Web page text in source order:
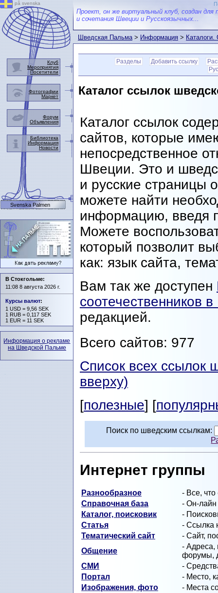
Проект, он же виртуальный клуб, создан для
и сочетания Швеции и Русскоязычных...
Шведская Пальма>Информация>Каталоги.
шведскую тематику
Разделы Добавить ссылку
Каталог ссылок
Каталог ссылок
сайтов, которые
непосредственное
Швеции. Это и
и русские
можете найти
информацию, введя
Можете
который позволит
как: язык сайта,
Вам так же доступен
соотечественников
редакцией.
Всего сайтов: 977
Список всех ссылок
вверху)
[полезные] [
Поиск по шведским ссылкам:
Интернет группы
Разнообразное
- Все,
Справочная база
- Он-лайн
Каталог, поисковик
-
Статья
- Ссылка
Тематический сайт
- Сайт,
Общение
- Адреса,
форумы,
СМИ
-
Портал
- Место,
Изображения, фото
- Места
på svenska
Клуб
Мероприятия
Посетители
Фотографии
Маркет
Форум
Объявления
Библиотека
Информация
Новости
Svenska Palmen
В Стокгольме:
11:08 8 августа 2026 г.
Курсы валют:
1 USD = 9,56 SEK
1 RUB = 0,117 SEK
1 EUR = 11 SEK
Информация о рекламе
на Шведской Пальме